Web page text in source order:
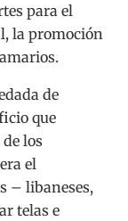
para el
la promoción
de
que
los
el
– libaneses,
telas e